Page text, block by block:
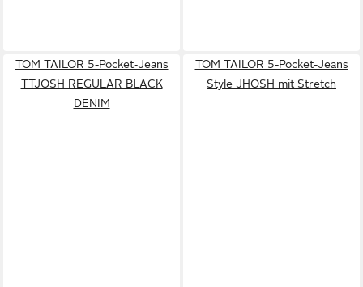
TOM TAILOR 5-Pocket-Jeans
TTJOSH REGULAR BLACK
DENIM
TOM TAILOR 5-Pocket-Jeans
Style JHOSH mit Stretch